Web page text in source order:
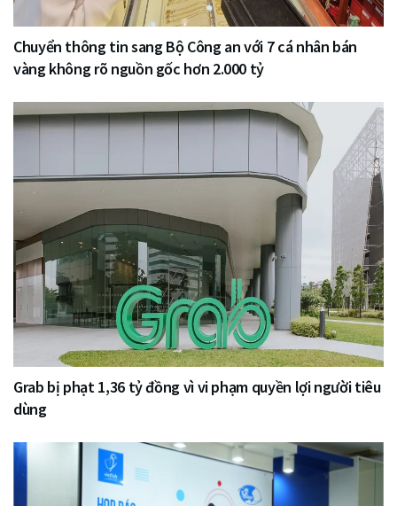
Chuyển thông tin sang Bộ Công an với 7 cá nhân bán
vàng không rõ nguồn gốc hơn 2.000 tỷ
Grab bị phạt 1,36 tỷ đồng vì vi phạm quyền lợi người tiêu
dùng